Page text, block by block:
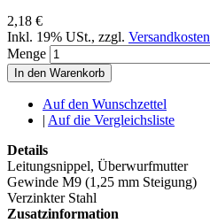
2,18 €
Inkl. 19% USt., zzgl. Versandkosten
Menge
In den Warenkorb
Auf den Wunschzettel
| Auf die Vergleichsliste
Details
Leitungsnippel, Überwurfmutter
Gewinde M9 (1,25 mm Steigung)
Verzinkter Stahl
Zusatzinformation